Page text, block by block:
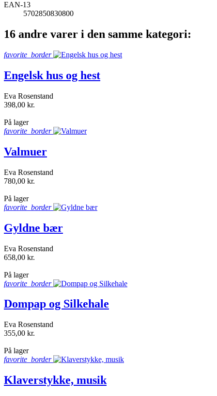
EAN-13
5702850830800
16 andre varer i den samme kategori:
favorite_border
Engelsk hus og hest
Eva Rosenstand
398,00 kr.
På lager
favorite_border
Valmuer
Eva Rosenstand
780,00 kr.
På lager
favorite_border
Gyldne bær
Eva Rosenstand
658,00 kr.
På lager
favorite_border
Dompap og Silkehale
Eva Rosenstand
355,00 kr.
På lager
favorite_border
Klaverstykke, musik